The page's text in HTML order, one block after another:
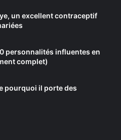
un excellent contraceptif
personnalités influentes en
complet)
pourquoi il porte des